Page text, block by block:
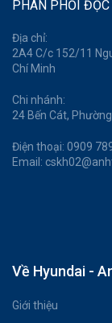
PHÂN PHỐI
Địa chỉ:
2A4 C/c 152/11
Chí Minh
Chi nhánh:
24 Bến Cát,
Điện thoại: 0909
Email:
Về Hyundai -
Giới thiệu